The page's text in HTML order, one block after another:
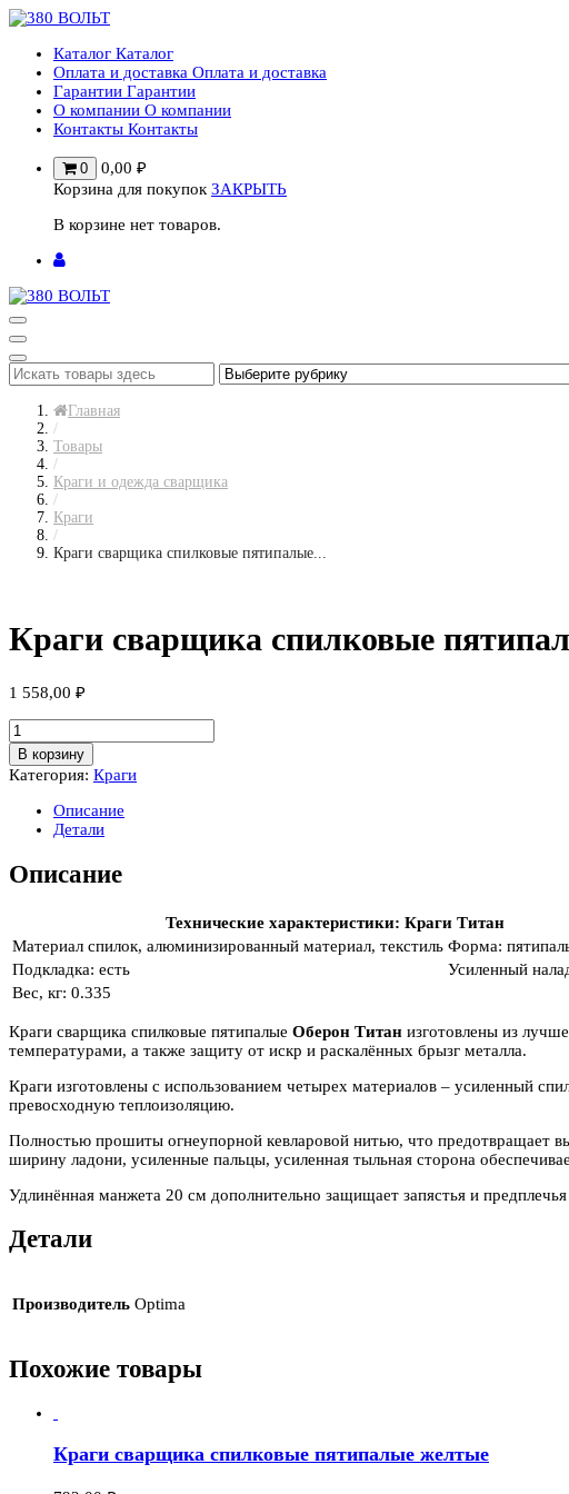
Перейти
содержимому
Каталог Каталог
Оплата и доставка Оплата и доставка
Гарантии Гарантии
О компании О компании
Контакты Контакты
0 0,00 ₽
Корзина для покупок ЗАКРЫТЬ
В корзине нет товаров.
Главная
/
Товары
/
Краги и одежда сварщика
/
Краги
/
Краги сварщика спилковые пятипалые...
Краги сварщика спилковые
1 558,00 ₽
Количество
товара
Краги
сварщика
спилковые
пятипалые
В корзину
Категория: Краги
Описание
Детали
Описание
Технические характеристики: Краги Титан
Материал спилок, алюминизированный материал, текстиль Форма:
Подкладка: есть Усиленный
Вес, кг: 0.335
Краги сварщика спилковые пятипалые Оберон Титан изготовлены из
температурами, а также защиту от искр и раскалённых брызг металла.
Краги изготовлены с использованием четырех материалов – усиленный
превосходную теплоизоляцию.
Полностью прошиты огнеупорной кевларовой нитью, что предотвращает
ширину ладони, усиленные пальцы, усиленная тыльная сторона
Удлинённая манжета 20 см дополнительно защищает запястья и
Детали
Производитель Optima
Похожие товары
Краги сварщика спилковые пятипалые желтые